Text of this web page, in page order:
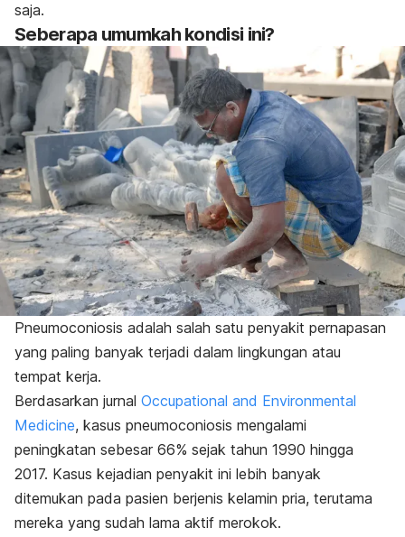
saja.
Seberapa umumkah kondisi ini?
Pneumoconiosis adalah salah satu penyakit pernapasan
yang paling banyak terjadi dalam lingkungan atau
tempat kerja.
Berdasarkan jurnal Occupational and Environmental
Medicine, kasus pneumoconiosis mengalami
peningkatan sebesar 66% sejak tahun 1990 hingga
2017. Kasus kejadian penyakit ini lebih banyak
ditemukan pada pasien berjenis kelamin pria, terutama
mereka yang sudah lama aktif merokok.